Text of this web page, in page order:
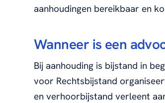
aanhoudingen bereikbaar en
Wanneer is een
Bij aanhouding is bijstand in
voor Rechtsbijstand
en verhoorbijstand verleent